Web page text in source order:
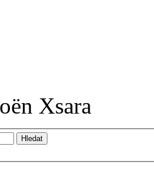
Xsara